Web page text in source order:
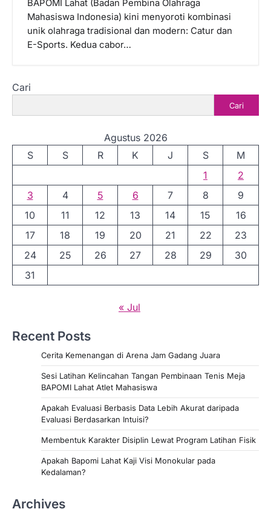
BAPOMI Lahat (Badan Pembina Olahraga
Mahasiswa Indonesia) kini menyoroti kombinasi
unik olahraga tradisional dan modern: Catur dan
E-Sports. Kedua cabor…
Cari
Cari
Agustus 2026
S
S R K J S
M
1
2
3
4 5 6 7 8
9
10
11 12 13 14 15
16
17
18 19 20 21 22
23
24
25 26 27 28 29
30
31
« Jul
Recent Posts
Cerita Kemenangan di Arena Jam Gadang Juara
Sesi Latihan Kelincahan Tangan Pembinaan Tenis Meja
BAPOMI Lahat Atlet Mahasiswa
Apakah Evaluasi Berbasis Data Lebih Akurat daripada
Evaluasi Berdasarkan Intuisi?
Membentuk Karakter Disiplin Lewat Program Latihan Fisik
Apakah Bapomi Lahat Kaji Visi Monokular pada
Kedalaman?
Archives